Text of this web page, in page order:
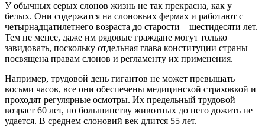
У обычных серых слонов жизнь не так прекрасна, как у
белых. Они содержатся на слоновьих фермах и работают с
четырнадцатилетнего возраста до старости – шестидесяти лет.
Тем не менее, даже им рядовые граждане могут только
завидовать, поскольку отдельная глава конституции страны
посвящена правам слонов и регламенту их применения.
Например, трудовой день гигантов не может превышать
восьми часов, все они обеспечены медицинской страховкой и
проходят регулярные осмотры. Их предельный трудовой
возраст 60 лет, но большинству животных до него дожить не
удается. В среднем слоновий век длится 55 лет.